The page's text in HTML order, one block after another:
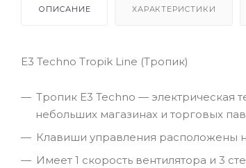
ОПИСАНИЕ ХАРАКТЕРИСТИКИ
Е3 Techno Tropik Line (Тропик)
Тропик Е3 Techno — электрическая
небольших магазинах и торговых
Клавиши управления расположены
Имеет 1 скорость вентилятора и 3